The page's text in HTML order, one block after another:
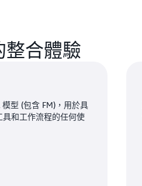
整合體驗
型 (包含 FM)，用於具
和工作流程的任何使